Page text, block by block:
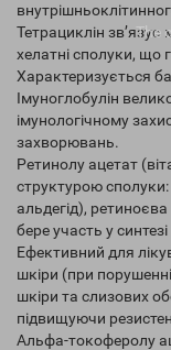
The
Тетрациклін
хелатні сполуки, що
Характеризується
Імуноглобулін
імунологічному
захворювань.
Ретинолу ацетат
структурою сполуки:
альдегід),
бере участь у синтезі
Ефективний для
шкіри (при
шкіри та слизових
підвищуючи
Альфа-токоферолу